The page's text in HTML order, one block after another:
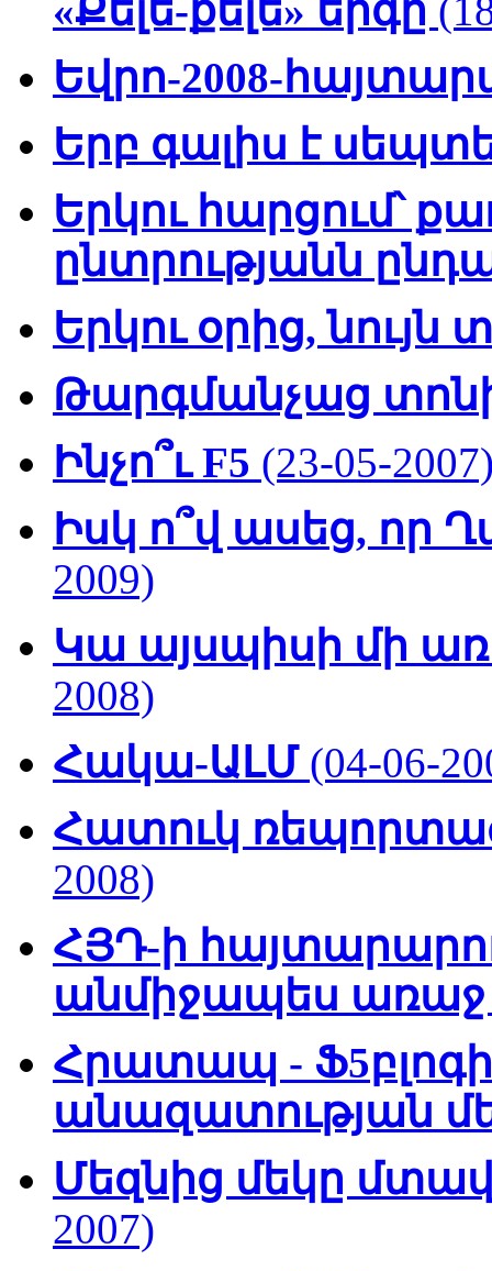
«Քելե-քելե» երգը
Եվրո-2008-
Երբ գալիս է
Երկու հարցում՝
ընտրությանն
Երկու օրից, նույն
Թարգմանչաց
Ինչո՞ւ F5 (23-05-
Իսկ ո՞վ ասեց, որ
2009)
Կա այսպիսի մի
2008)
Հակա-ԱԼՄ (04-06-
Հատուկ
2008)
ՀՅԴ-ի
անմիջապես
Հրատապ -
անազատության
Մեզնից մեկը
2007)